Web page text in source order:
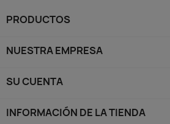
PRODUCTOS
NUESTRA EMPRESA
SU CUENTA
INFORMACIÓN DE LA TIENDA